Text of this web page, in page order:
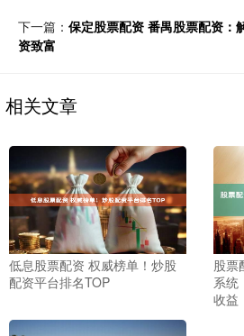
下一篇： 保定股票配资 番禺股票配资：
资致富
相关文章
低息股票配资 权威榜单！炒股
配资平台排名TOP
股票
系统
收益